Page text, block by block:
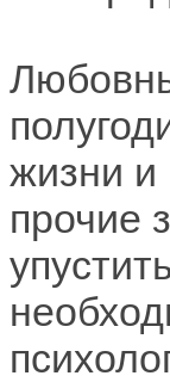
жизни и
прочие